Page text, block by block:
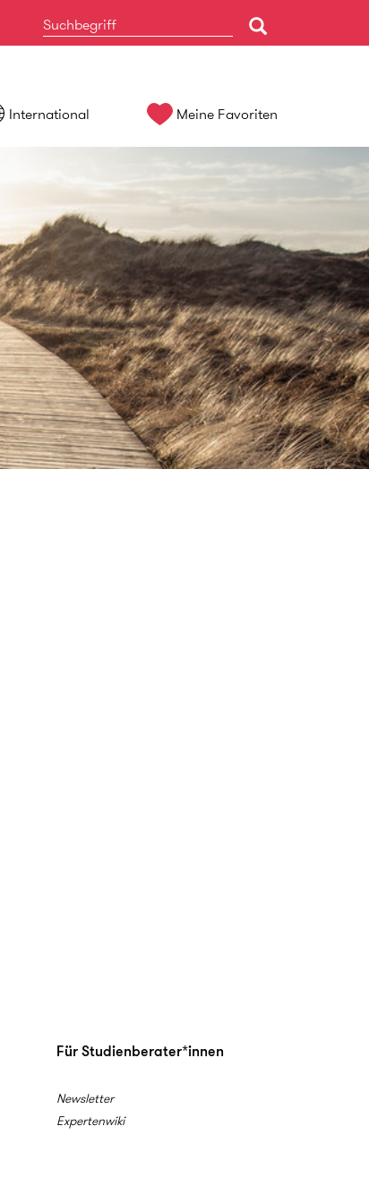
International Meine Favoriten
Für Studienberater*innen
Newsletter
Expertenwiki